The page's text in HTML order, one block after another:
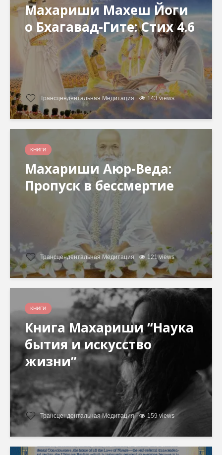
Махариши Махеш Йоги
о Бхагавад-Гите: Стих 4.6
Трансцендентальная Медитация 143 views
КНИГИ
Махариши Аюр-Веда:
Пропуск в бессмертие
Трансцендентальная Медитация 121 views
КНИГИ
Книга Махариши “Наука
бытия и искусство
жизни”
Трансцендентальная Медитация 159 views